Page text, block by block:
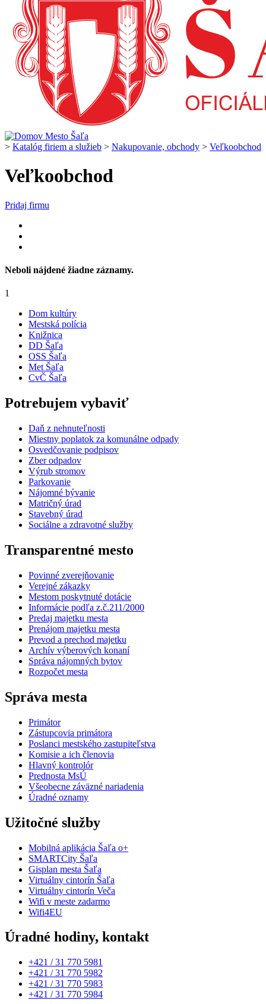
> Katalóg firiem a služieb > Nakupovanie, obchody > Veľkoobchod
Veľkoobchod
Pridaj firmu
Neboli nájdené žiadne záznamy.
1
Dom kultúry
Mestská polícia
Knižnica
DD Šaľa
OSS Šaľa
Met Šaľa
CvČ Šaľa
Potrebujem vybaviť
Daň z nehnuteľnosti
Miestny poplatok za komunálne odpady
Osvedčovanie podpisov
Zber odpadov
Výrub stromov
Parkovanie
Nájomné bývanie
Matričný úrad
Stavebný úrad
Sociálne a zdravotné služby
Transparentné mesto
Povinné zverejňovanie
Verejné zákazky
Mestom poskytnuté dotácie
Informácie podľa z.č.211/2000
Predaj majetku mesta
Prenájom majetku mesta
Prevod a prechod majetku
Archív výberových konaní
Správa nájomných bytov
Rozpočet mesta
Správa mesta
Primátor
Zástupcovia primátora
Poslanci mestského zastupiteľstva
Komisie a ich členovia
Hlavný kontrolór
Prednosta MsÚ
Všeobecne záväzné nariadenia
Úradné oznamy
Užitočné služby
Mobilná aplikácia Šaľa o+
SMARTCity Šaľa
Gisplan mesta Šaľa
Virtuálny cintorín Šaľa
Virtuálny cintorín Veča
Wifi v meste zadarmo
Wifi4EU
Úradné hodiny, kontakt
+421 / 31 770 5981
+421 / 31 770 5982
+421 / 31 770 5983
+421 / 31 770 5984